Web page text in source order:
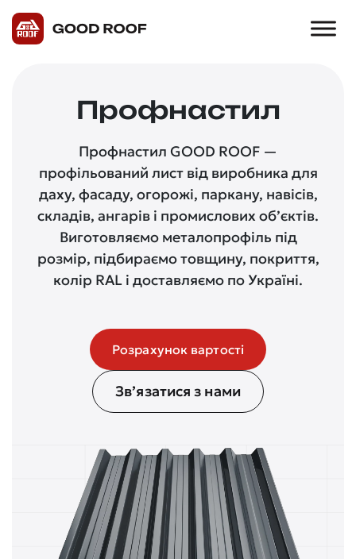
Профнастил
Профнастил GOOD ROOF —
профільований лист від виробника для
даху, фасаду, огорожі, паркану, навісів,
складів, ангарів і промислових об’єктів.
Виготовляємо металопрофіль під
розмір, підбираємо товщину, покриття,
колір RAL і доставляємо по Україні.
Розрахунок вартості
Зв’язатися з нами